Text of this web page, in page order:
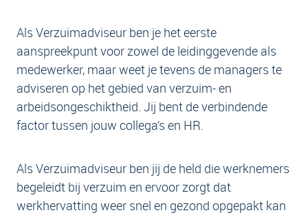
Als Verzuimadviseur ben je het eerste
aanspreekpunt voor zowel de leidinggevende als
medewerker, maar weet je tevens de managers te
adviseren op het gebied van verzuim- en
arbeidsongeschiktheid. Jij bent de verbindende
factor tussen jouw collega’s en HR.
Als Verzuimadviseur ben jij de held die werknemers
begeleidt bij verzuim en ervoor zorgt dat
werkhervatting weer snel en gezond opgepakt kan